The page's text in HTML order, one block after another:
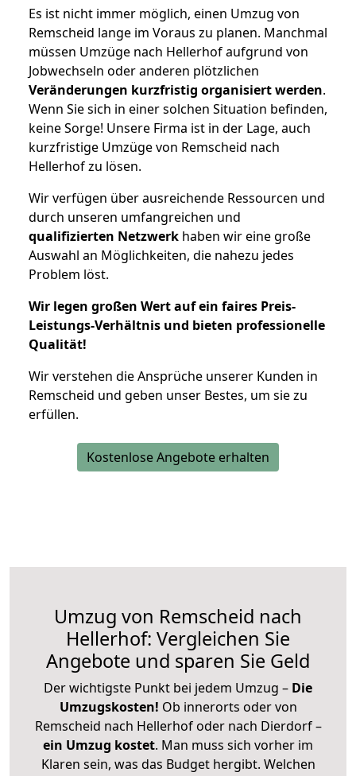
Es ist nicht immer möglich, einen Umzug von
Remscheid lange im Voraus zu planen. Manchmal
müssen Umzüge nach Hellerhof aufgrund von
Jobwechseln oder anderen plötzlichen
Veränderungen kurzfristig organisiert werden.
Wenn Sie sich in einer solchen Situation befinden,
keine Sorge! Unsere Firma ist in der Lage, auch
kurzfristige Umzüge von Remscheid nach
Hellerhof zu lösen.
Wir verfügen über ausreichende Ressourcen und
durch unseren umfangreichen und
qualifizierten Netzwerk haben wir eine große
Auswahl an Möglichkeiten, die nahezu jedes
Problem löst.
Wir legen großen Wert auf ein faires Preis-
Leistungs-Verhältnis und bieten professionelle
Qualität!
Wir verstehen die Ansprüche unserer Kunden in
Remscheid und geben unser Bestes, um sie zu
erfüllen.
Kostenlose Angebote erhalten
Umzug von Remscheid nach
Hellerhof: Vergleichen Sie
Angebote und sparen Sie Geld
Der wichtigste Punkt bei jedem Umzug – Die
Umzugskosten! Ob innerorts oder von
Remscheid nach Hellerhof oder nach Dierdorf –
ein Umzug kostet. Man muss sich vorher im
Klaren sein, was das Budget hergibt. Welchen